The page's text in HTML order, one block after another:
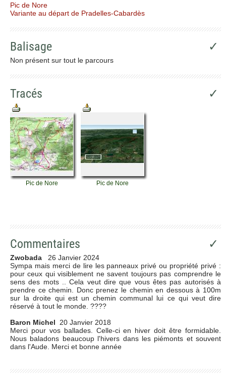
Pic de Nore
Variante au départ de Pradelles-Cabardès
Balisage ✓
Non présent sur tout le parcours
Tracés ✓
Pic de Nore Pic de Nore
Commentaires ✓
Zwobada
26 Janvier 2024
Sympa mais merci de lire les panneaux privé ou propriété privé :
pour ceux qui visiblement ne savent toujours pas comprendre le
sens des mots .. Cela veut dire que vous êtes pas autorisés à
prendre ce chemin. Donc prenez le chemin en dessous à 100m
sur la droite qui est un chemin communal lui ce qui veut dire
réservé à tout le monde. ????
Baron Michel
20 Janvier 2018
Merci pour vos ballades. Celle-ci en hiver doit être formidable.
Nous baladons beaucoup l'hivers dans les piémonts et souvent
dans l'Aude. Merci et bonne année